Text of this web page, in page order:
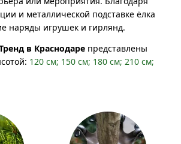
и металлической подставке ёлка
наряды игрушек и гирлянд.
в Краснодаре представлены
120 см; 150 см; 180 см; 210 см;